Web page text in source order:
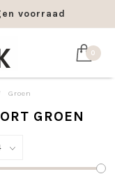
voorraad
0
Groen
GROEN